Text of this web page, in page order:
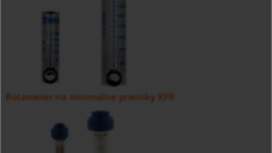
Rotameter na minimálne prietoky KFR